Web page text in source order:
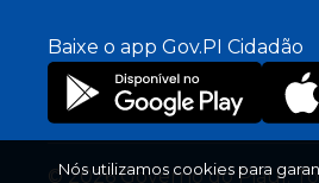
Baixe o app Gov.PI Cidadão
© 2026 Governo do Piauí.
Nós utilizamos cookies para